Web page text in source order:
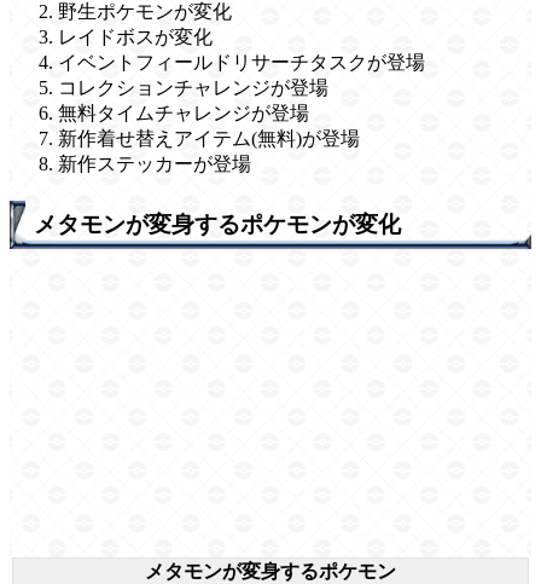
野生ポケモンが変化
レイドボスが変化
イベントフィールドリサーチタスクが登場
コレクションチャレンジが登場
無料タイムチャレンジが登場
新作着せ替えアイテム(無料)が登場
新作ステッカーが登場
メタモンが変身するポケモンが変化
メタモンが変身するポケモン